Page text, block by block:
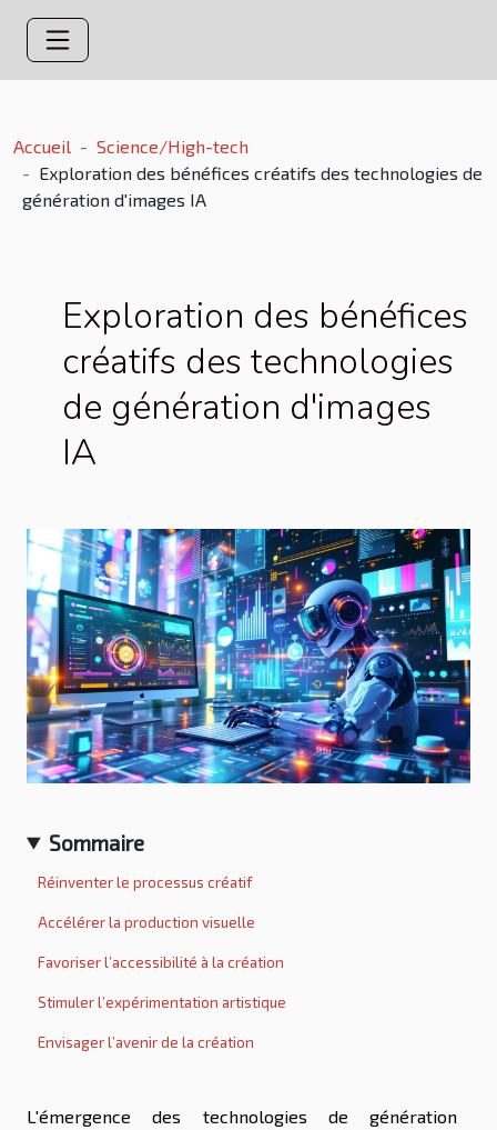
Accueil
Science/High-tech
Exploration des bénéfices créatifs des technologies de
génération d'images IA
Exploration des bénéfices
créatifs des technologies
de génération d'images
IA
Sommaire
Réinventer le processus créatif
Accélérer la production visuelle
Favoriser l’accessibilité à la création
Stimuler l’expérimentation artistique
Envisager l’avenir de la création
L'émergence des technologies de génération